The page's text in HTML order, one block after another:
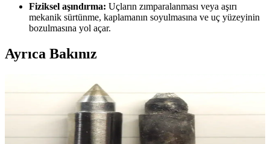
Fiziksel aşındırma: Uçların zımparalanması veya aşırı
mekanik sürtünme, kaplamanın soyulmasına ve uç yüzeyinin
bozulmasına yol açar.
Ayrıca Bakınız
Lehim Ucu Kullanım Ömrü ve Bakımı: Yedi Yıllık
Deneyim Üzerinden Teknik İnceleme
Lehim uçlarının aşınma süreci, bakım yöntemleri ve değişim
zamanları yedi yıllık deneyimle incelenmiştir. Doğru bakım ve